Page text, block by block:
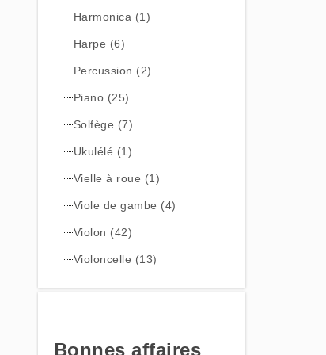
Harmonica (1)
Harpe (6)
Percussion (2)
Piano (25)
Solfège (7)
Ukulélé (1)
Vielle à roue (1)
Viole de gambe (4)
Violon (42)
Violoncelle (13)
Bonnes affaires